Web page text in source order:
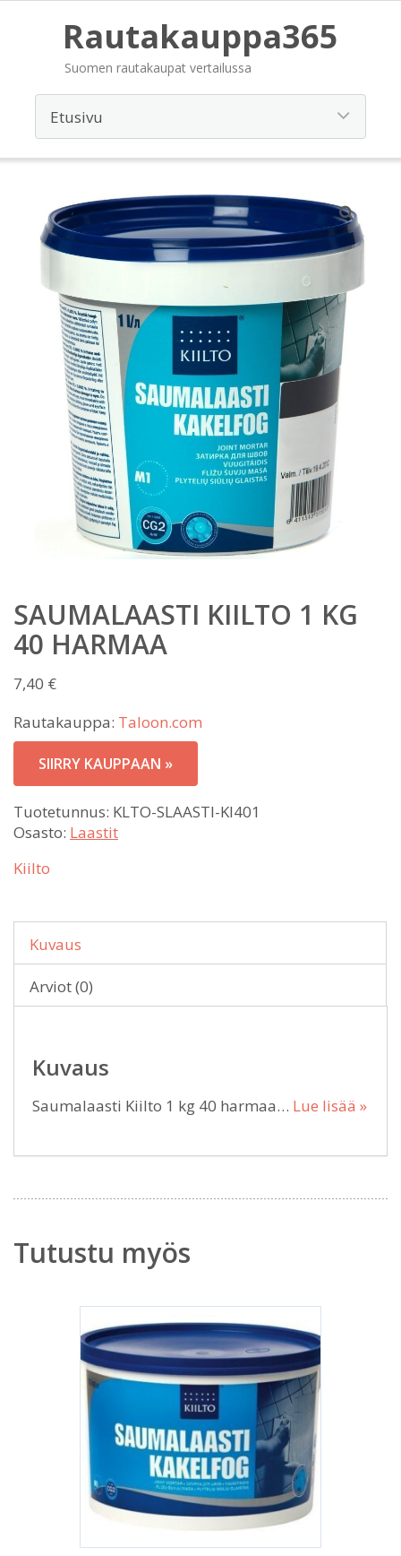
Rautakauppa365
Suomen rautakaupat vertailussa
SAUMALAASTI KIILTO 1 KG
40 HARMAA
7,40 €
Rautakauppa: Taloon.com
SIIRRY KAUPPAAN »
Tuotetunnus: KLTO-SLAASTI-KI401
Osasto: Laastit
Kiilto
Kuvaus
Arviot (0)
Kuvaus
Saumalaasti Kiilto 1 kg 40 harmaa… Lue lisää »
Tutustu myös